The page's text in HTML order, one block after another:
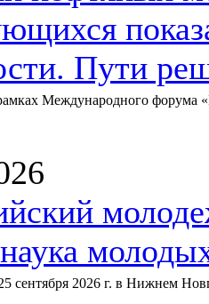
Пути
Международного форума
сентября 2026 г. в Нижнем